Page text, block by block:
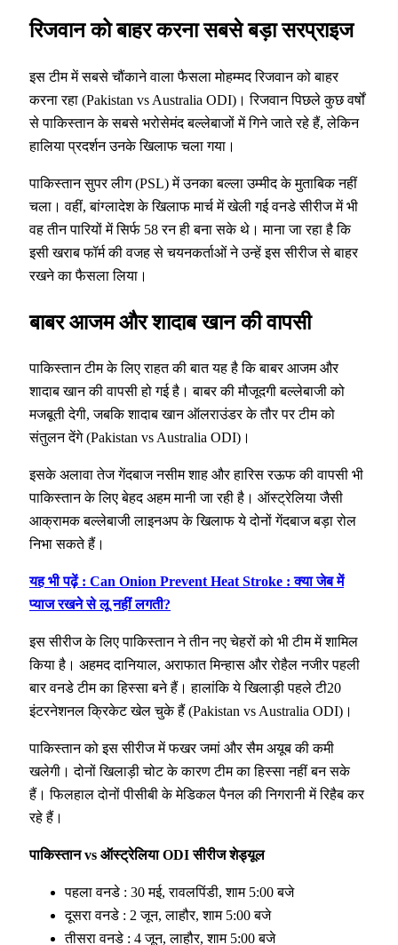
रिजवान को बाहर करना सबसे बड़ा सरप्राइज
इस टीम में सबसे चौंकाने वाला फैसला मोहम्मद रिजवान को बाहर
करना रहा (Pakistan vs Australia ODI)। रिजवान पिछले कुछ वर्षों
से पाकिस्तान के सबसे भरोसेमंद बल्लेबाजों में गिने जाते रहे हैं, लेकिन
हालिया प्रदर्शन उनके खिलाफ चला गया।
पाकिस्तान सुपर लीग (PSL) में उनका बल्ला उम्मीद के मुताबिक नहीं
चला। वहीं, बांग्लादेश के खिलाफ मार्च में खेली गई वनडे सीरीज में भी
वह तीन पारियों में सिर्फ 58 रन ही बना सके थे। माना जा रहा है कि
इसी खराब फॉर्म की वजह से चयनकर्ताओं ने उन्हें इस सीरीज से बाहर
रखने का फैसला लिया।
बाबर आजम और शादाब खान की वापसी
पाकिस्तान टीम के लिए राहत की बात यह है कि बाबर आजम और
शादाब खान की वापसी हो गई है। बाबर की मौजूदगी बल्लेबाजी को
मजबूती देगी, जबकि शादाब खान ऑलराउंडर के तौर पर टीम को
संतुलन देंगे (Pakistan vs Australia ODI)।
इसके अलावा तेज गेंदबाज नसीम शाह और हारिस रऊफ की वापसी भी
पाकिस्तान के लिए बेहद अहम मानी जा रही है। ऑस्ट्रेलिया जैसी
आक्रामक बल्लेबाजी लाइनअप के खिलाफ ये दोनों गेंदबाज बड़ा रोल
निभा सकते हैं।
यह भी पढ़ें : Can Onion Prevent Heat Stroke : क्या जेब में
प्याज रखने से लू नहीं लगती?
इस सीरीज के लिए पाकिस्तान ने तीन नए चेहरों को भी टीम में शामिल
किया है। अहमद दानियाल, अराफात मिन्हास और रोहैल नजीर पहली
बार वनडे टीम का हिस्सा बने हैं। हालांकि ये खिलाड़ी पहले टी20
इंटरनेशनल क्रिकेट खेल चुके हैं (Pakistan vs Australia ODI)।
पाकिस्तान को इस सीरीज में फखर जमां और सैम अयूब की कमी
खलेगी। दोनों खिलाड़ी चोट के कारण टीम का हिस्सा नहीं बन सके
हैं। फिलहाल दोनों पीसीबी के मेडिकल पैनल की निगरानी में रिहैब कर
रहे हैं।
पाकिस्तान vs ऑस्ट्रेलिया ODI सीरीज शेड्यूल
पहला वनडे : 30 मई, रावलपिंडी, शाम 5:00 बजे
दूसरा वनडे : 2 जून, लाहौर, शाम 5:00 बजे
तीसरा वनडे : 4 जून, लाहौर, शाम 5:00 बजे